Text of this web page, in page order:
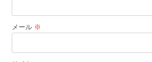
メール ※